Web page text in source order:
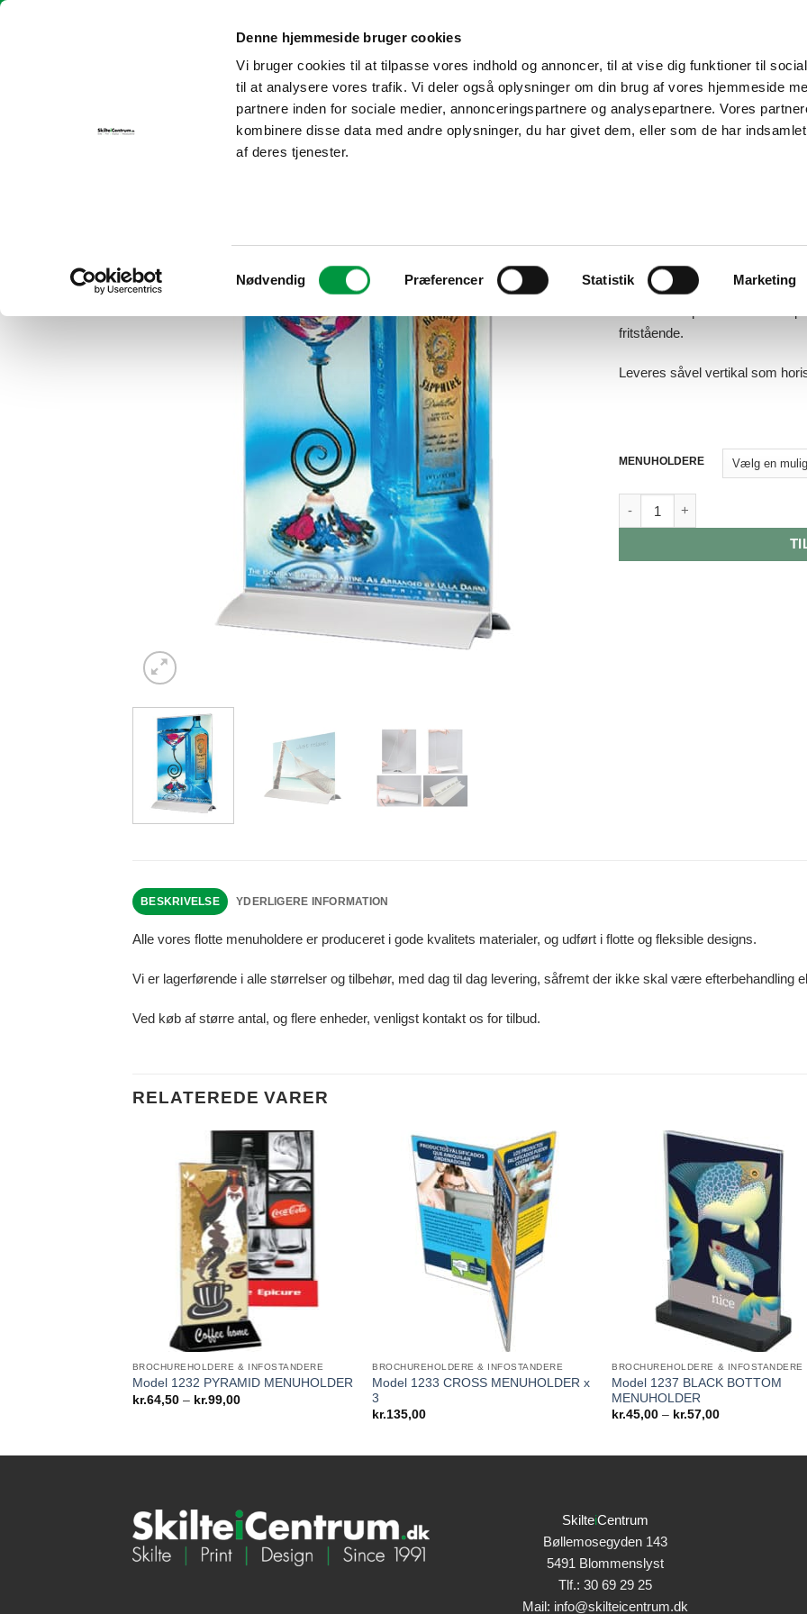
Denne hjemmeside bruger cookies
Vi bruger cookies til at tilpasse vores indhold og annoncer, til at vise dig funktioner til
til at analysere vores trafik. Vi deler også oplysninger om din brug af vores hjemmeside
partnere inden for sociale medier, annonceringspartnere og analysepartnere. Vores
kombinere disse data med andre oplysninger, du har givet dem, eller som de har
af deres tjenester.
Samtykkevalg
Nødvendig Præferencer Statistik Marketing
Fortsæt
FORSIDE PRODUKTER OM OS KONTAKT
Model 1238 &
VERTIKAL &
kr. 54,00 – 110,00
fritstående.
Leveres såvel vertikal som
MENUHOLDERE
BESKRIVELSE YDERLIGERE INFORMATION
Alle vores flotte menuholdere er produceret i gode kvalitets materialer, og udført i flotte og fleksible designs.
Vi er lagerførende i alle størrelser og tilbehør, med dag til dag levering, såfremt der ikke skal være efterbehandling
Ved køb af større antal, og flere enheder, venligst kontakt os for tilbud.
RELATEREDE VARER
BROCHUREHOLDERE & INFOSTANDERE
Model 1232 PYRAMID MENUHOLDER
kr.64,50 – kr.99,00Prisinterval:
BROCHUREHOLDERE & INFOSTANDERE
Model 1233 CROSS MENUHOLDER x
3
kr.135,00
BROCHUREHOLDERE & INFOSTANDERE
Model 1237 BLACK BOTTOM
MENUHOLDER
kr.45,00 – kr.57,00Prisinterval:
SkilteiCentrum
Bøllemosegyden 143
5491 Blommenslyst
Tlf.: 30 69 29 25
Mail: info@skilteicentrum.dk